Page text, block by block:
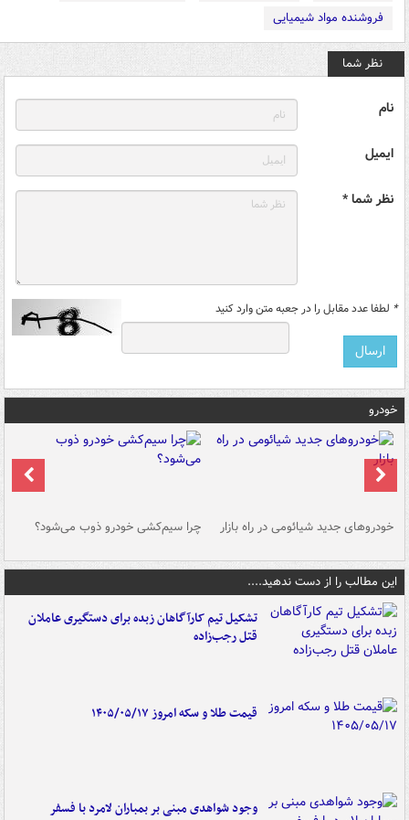
فروشنده مواد شیمیایی
نظر شما
نام
ایمیل
نظر شما *
* لطفا عدد مقابل را در جعبه متن وارد کنید
خودرو
خودروهای جدید شیائومی در راه بازار چرا سیم‌کشی خودرو ذوب می‌شود؟
این مطالب را از دست ندهید....
تشکیل تیم کارآگاهان زبده برای دستگیری عاملان
قتل رجب‌زاده
قیمت طلا و سکه امروز ۱۴۰۵/۰۵/۱۷
وجود شواهدی مبنی بر بمباران لامرد با فسفر